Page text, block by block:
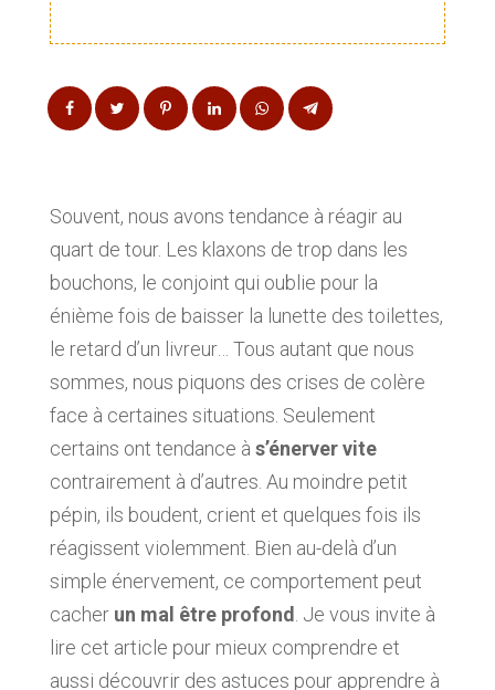
Souvent, nous avons tendance à réagir au
quart de tour. Les klaxons de trop dans les
bouchons, le conjoint qui oublie pour la
énième fois de baisser la lunette des toilettes,
le retard d’un livreur… Tous autant que nous
sommes, nous piquons des crises de colère
face à certaines situations. Seulement
certains ont tendance à s’énerver vite
contrairement à d’autres. Au moindre petit
pépin, ils boudent, crient et quelques fois ils
réagissent violemment. Bien au-delà d’un
simple énervement, ce comportement peut
cacher un mal être profond. Je vous invite à
lire cet article pour mieux comprendre et
aussi découvrir des astuces pour apprendre à